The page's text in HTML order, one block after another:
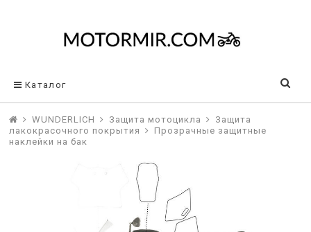
Каталог
WUNDERLICH Защита мотоцикла
Защита
лакокрасочного покрытия
Прозрачные защитные
наклейки на бак